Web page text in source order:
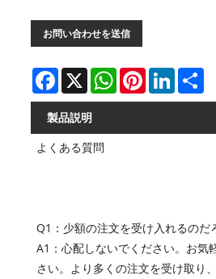
お問い合わせを送信
Facebook
X WhatsAppPinterestLinkedIn
製品説明
よくある質問
Q1：少額の注文を受け入れるのだ
A1：心配しないでください。お気
さい。より多くの注文を受け取り